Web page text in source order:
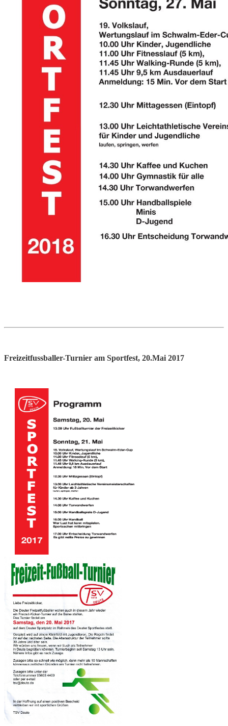
Freizeitfussballer-Turnier am Sportfest, 20.Mai 2017